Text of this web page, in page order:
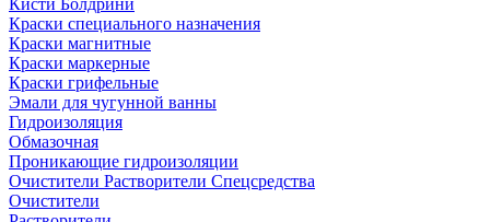
Кисти Болдрини
Краски специального назначения
Краски магнитные
Краски маркерные
Краски грифельные
Эмали для чугунной ванны
Гидроизоляция
Обмазочная
Проникающие гидроизоляции
Очистители Растворители Спецсредства
Очистители